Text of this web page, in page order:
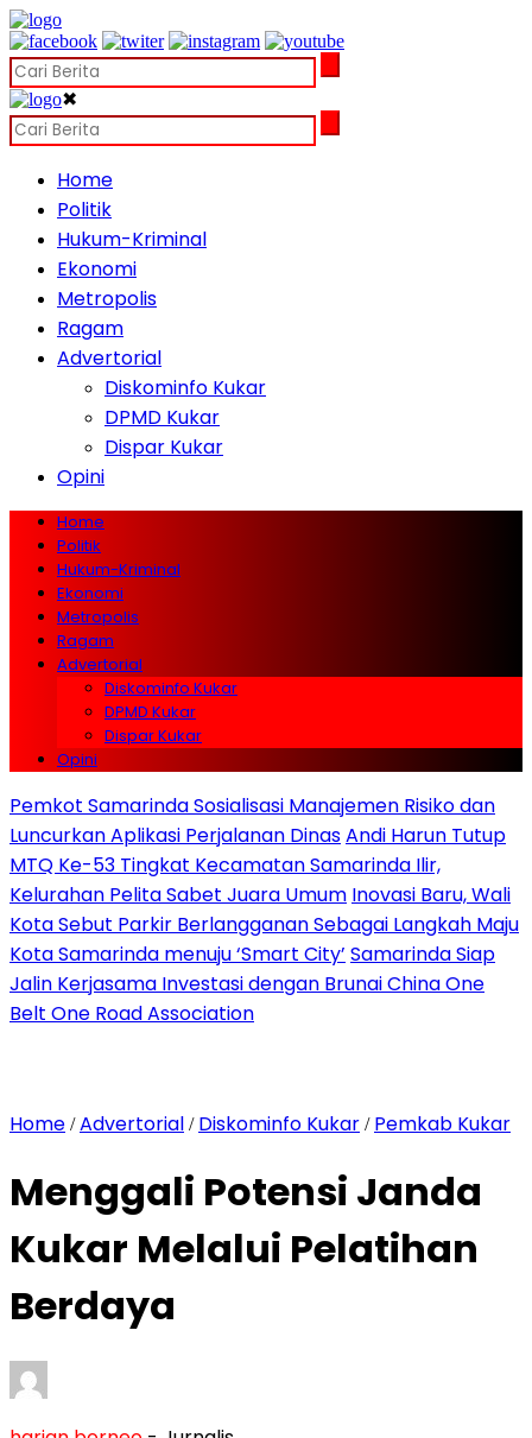
✖
Home
Politik
Hukum-Kriminal
Ekonomi
Metropolis
Ragam
Advertorial
Diskominfo Kukar
DPMD Kukar
Dispar Kukar
Opini
Home
Politik
Hukum-Kriminal
Ekonomi
Metropolis
Ragam
Advertorial
Diskominfo Kukar
DPMD Kukar
Dispar Kukar
Opini
Pemkot Samarinda Sosialisasi Manajemen Risiko dan
Luncurkan Aplikasi Perjalanan DinasAndi Harun Tutup
MTQ Ke-53 Tingkat Kecamatan Samarinda Ilir,
Kelurahan Pelita Sabet Juara Umum Inovasi Baru, Wali
Kota Sebut Parkir Berlangganan Sebagai Langkah Maju
Kota Samarinda menuju ‘Smart City’ Samarinda Siap
Jalin Kerjasama Investasi dengan Brunai China One
Belt One Road Association
Home /Advertorial / Diskominfo Kukar / Pemkab Kukar
Menggali Potensi Janda
Kukar Melalui Pelatihan
Berdaya